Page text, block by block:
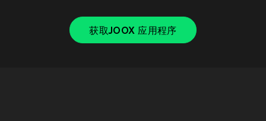
获取JOOX 应用程序